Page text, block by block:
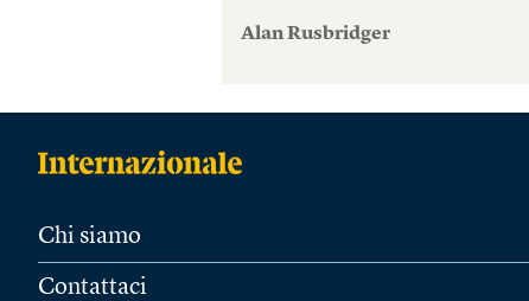
Alan Rusbridger
Chi siamo
Contattaci